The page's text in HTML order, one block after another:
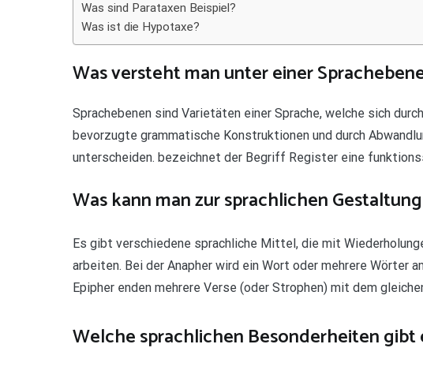
Was sind Parataxen Beispiel?
Was ist die Hypotaxe?
Was versteht man unter einer
Sprachebenen sind Varietäten einer Sprache, welche sich
bevorzugte grammatische Konstruktionen und durch
unterscheiden. bezeichnet der Begriff Register eine
Was kann man zur sprachlichen
Es gibt verschiedene sprachliche Mittel, die mit
arbeiten. Bei der Anapher wird ein Wort oder mehrere Wörter
Epipher enden mehrere Verse (oder Strophen) mit dem
Welche sprachlichen Besonderheiten gibt